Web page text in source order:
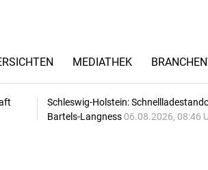
MEDIATHEK
Schleswig-Holstein:
Bartels-Langness 06.08.2026, 08:46